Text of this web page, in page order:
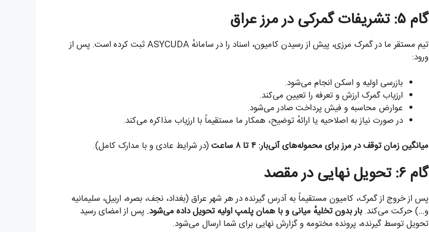
گام ۵: تشریفات گمرکی در مرز عراق
تیم مستقر ما در گمرک مرزی، پیش از رسیدن کامیون، اسناد را در سامانهٔ ASYCUDA ثبت کرده است. پس از
ورود:
بازرسی اولیه و اسکن انجام می‌شود.
ارزیاب گمرک ارزش و تعرفه را تعیین می‌کند.
عوارض محاسبه و فیش پرداخت صادر می‌شود.
در صورت نیاز به اصلاحیه یا ارائهٔ توضیح، همکار ما مستقیماً با ارزیاب مذاکره می‌کند.
میانگین زمان توقف در مرز برای محموله‌های آنی‌بار: ۴ تا ۸ ساعت
(در شرایط عادی و با مدارک کامل).
گام ۶: تحویل نهایی در مقصد
پس از خروج از گمرک، کامیون مستقیماً به آدرس گیرنده در هر شهر عراق (بغداد، نجف، بصره، اربیل، سلیمانیه
و…) حرکت می‌کند. بار بدون تخلیهٔ میانی و با همان پلمپ اولیه تحویل داده می‌شود. پس از امضای رسید
تحویل توسط گیرنده، پرونده مختومه و گزارش نهایی برای شما ارسال می‌شود.